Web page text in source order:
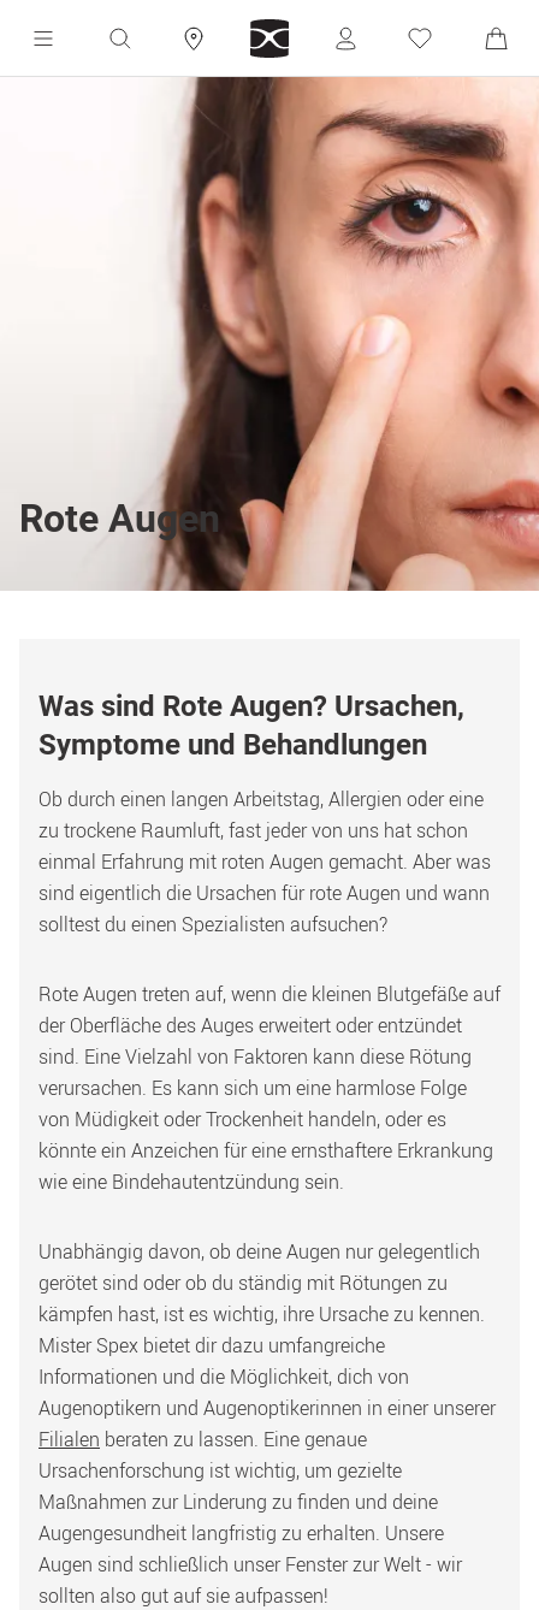
Rote Augen
Was sind Rote Augen? Ursachen,
Symptome und Behandlungen
Ob durch einen langen Arbeitstag, Allergien oder eine
zu trockene Raumluft, fast jeder von uns hat schon
einmal Erfahrung mit roten Augen gemacht. Aber was
sind eigentlich die Ursachen für rote Augen und wann
solltest du einen Spezialisten aufsuchen?
Rote Augen treten auf, wenn die kleinen Blutgefäße auf
der Oberfläche des Auges erweitert oder entzündet
sind. Eine Vielzahl von Faktoren kann diese Rötung
verursachen. Es kann sich um eine harmlose Folge
von Müdigkeit oder Trockenheit handeln, oder es
könnte ein Anzeichen für eine ernsthaftere Erkrankung
wie eine Bindehautentzündung sein.
Unabhängig davon, ob deine Augen nur gelegentlich
gerötet sind oder ob du ständig mit Rötungen zu
kämpfen hast, ist es wichtig, ihre Ursache zu kennen.
Mister Spex bietet dir dazu umfangreiche
Informationen und die Möglichkeit, dich von
Augenoptikern und Augenoptikerinnen in einer unserer
Filialen beraten zu lassen. Eine genaue
Ursachenforschung ist wichtig, um gezielte
Maßnahmen zur Linderung zu finden und deine
Augengesundheit langfristig zu erhalten. Unsere
Augen sind schließlich unser Fenster zur Welt - wir
sollten also gut auf sie aufpassen!